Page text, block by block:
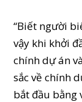
“Biết người
vậy khi khởi
chính dự án
sắc về chính
bắt đầu bằng